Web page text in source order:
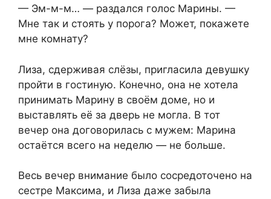
— Эм-м-м… — раздался голос Марины. —
Мне так и стоять у порога? Может, покажете
мне комнату?
Лиза, сдерживая слёзы, пригласила девушку
пройти в гостиную. Конечно, она не хотела
принимать Марину в своём доме, но и
выставлять её за дверь не могла. В тот
вечер она договорилась с мужем: Марина
остаётся всего на неделю — не больше.
Весь вечер внимание было сосредоточено на
сестре Максима, и Лиза даже забыла